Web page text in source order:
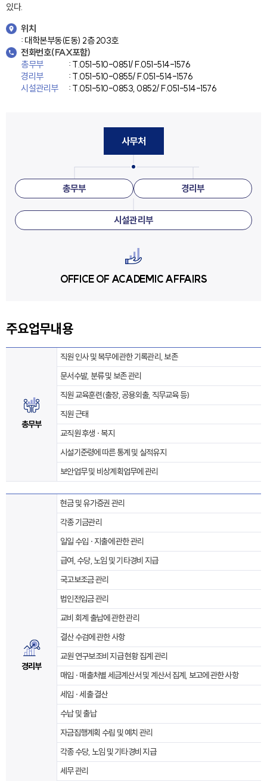
있다.
위치
: 대학본부동(E동) 2층 203호
전화번호(FAX포함)
총무부
: T.051-510-0851/ F.051-514-1576
경리부
: T.051-510-0855/ F.051-514-1576
시설관리부
: T.051-510-0853, 0852/ F.051-514-1576
사무처
총무부 경리부
시설관리부
OFFICE OF ACADEMIC AFFAIRS
주요업무내용
총무부
직원 인사 및 복무에 관한 기록관리, 보존
문서수발, 분류 및 보존 관리
직원 교육훈련(출장, 공용외출, 직무교육 등)
직원 근태
교직원 후생 · 복지
시설기준령에 따른 통계 및 실적유지
보안업무 및 비상계획업무에 관리
경리부
현금 및 유가증권 관리
각종 기금관리
일일 수입 · 지출에 관한 관리
급여, 수당, 노임 및 기타경비 지급
국고보조금 관리
법인전입금 관리
교비 회계 출납에 관한 관리
결산 수검에 관한 사항
교원 연구보조비 지급 현황 집계 관리
매입 · 매출처별 세금계산서 및 계산서 집계, 보고에 관한 사항
세입 · 세출 결산
수납 및 출납
자금집행계획 수립 및 예치 관리
각종 수당, 노임 및 기타경비 지급
세무 관리